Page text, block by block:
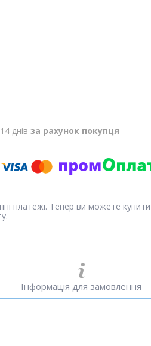
днів за рахунок покупця
платежі. Тепер ви можете
Інформація для замовлення